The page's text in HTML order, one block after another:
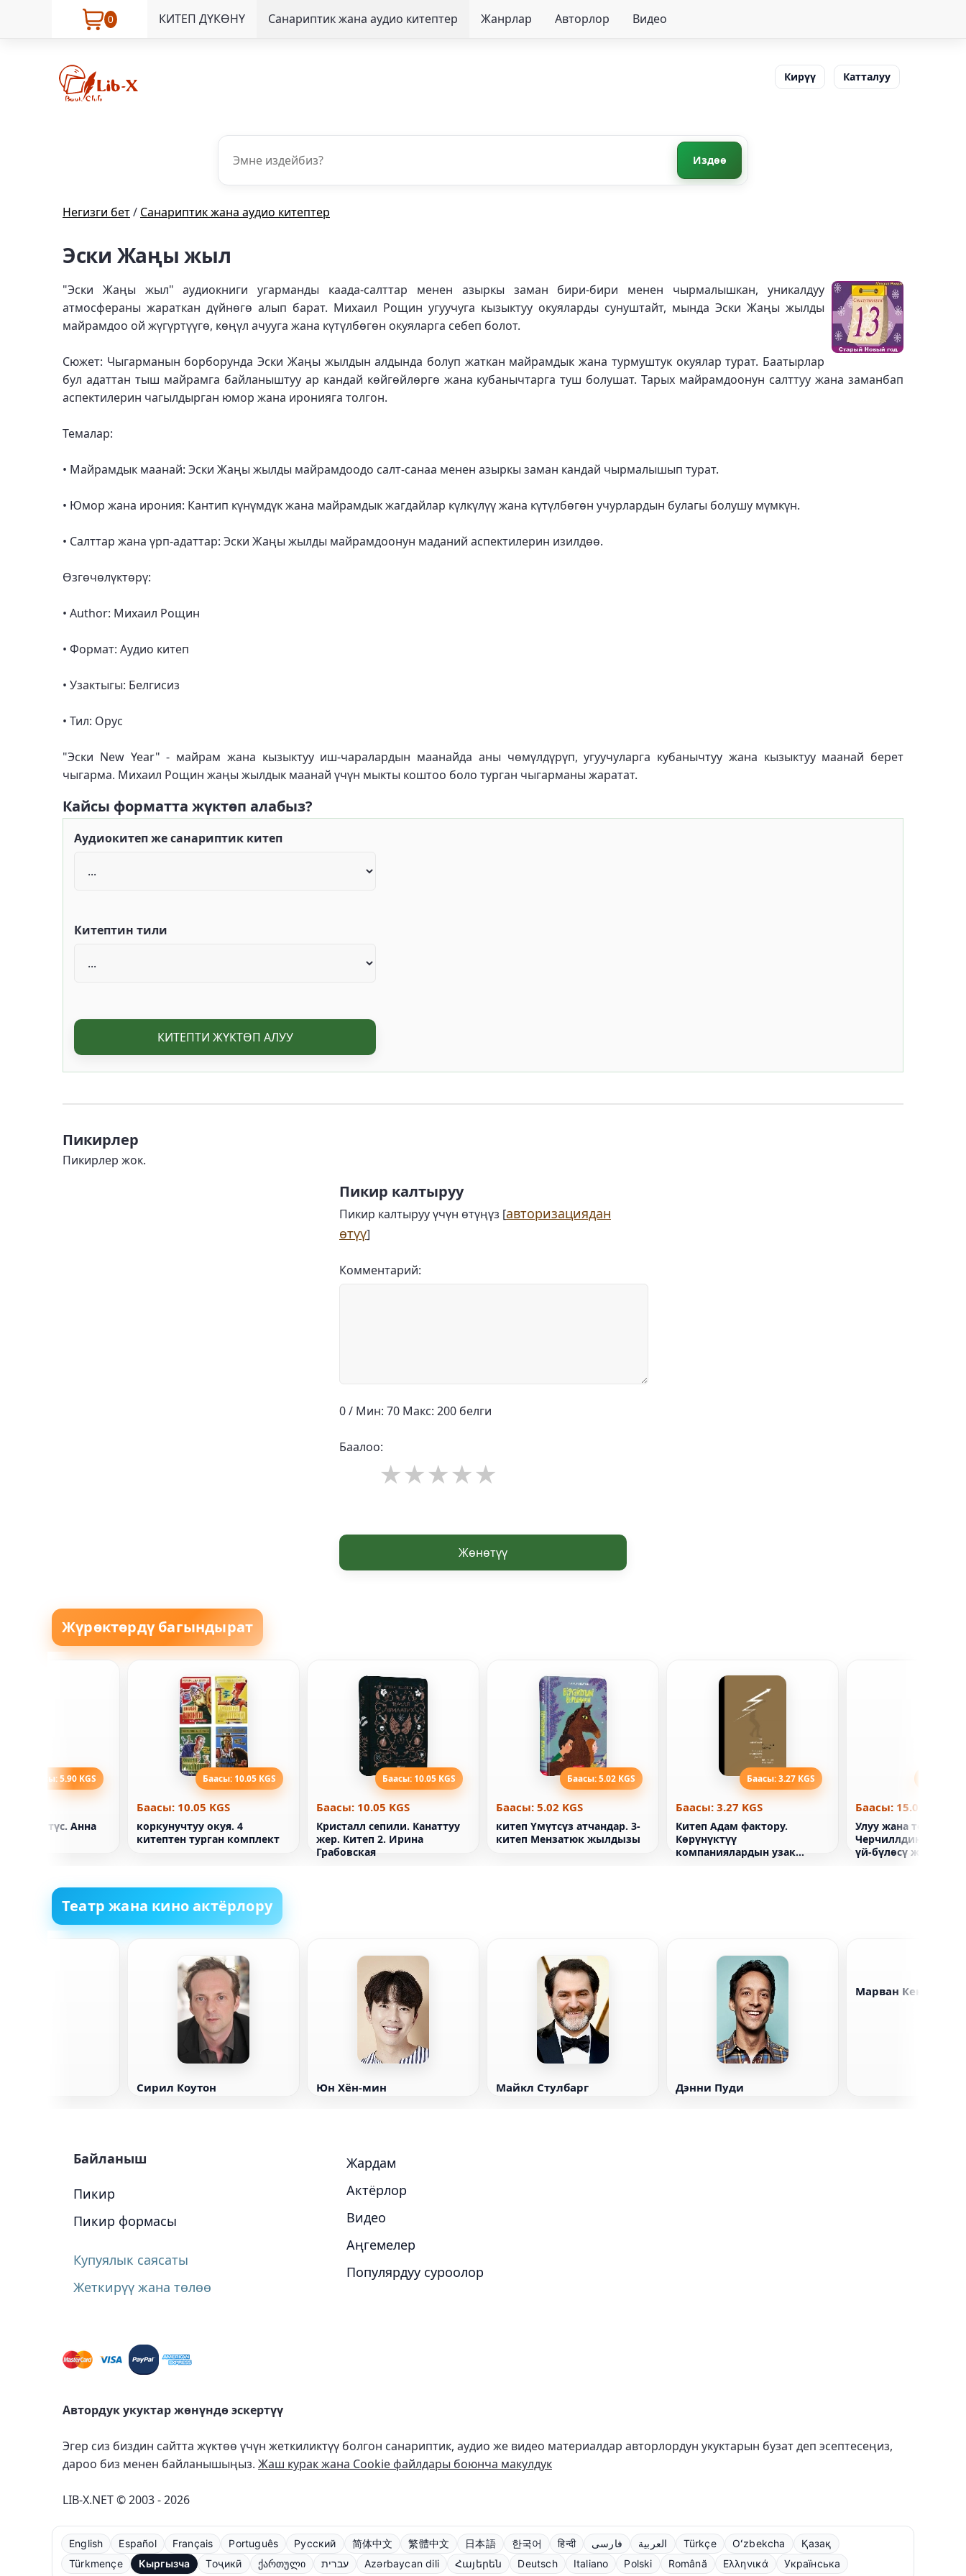
0 КИТЕП ДҮКӨНҮ Санариптик жана аудио китептер Жанрлар Авторлор Видео
Кирүү Катталуу
Издөө
Негизги бет/ Санариптик жана аудио китептер
Эски Жаңы жыл
"Эски Жаңы жыл" аудиокниги угарманды каада-салттар менен азыркы заман бири-бири менен чырмалышкан, уникалдуу
атмосфераны жараткан дүйнөгө алып барат. Михаил Рощин угуучуга кызыктуу окуяларды сунуштайт, мында Эски Жаңы жылды
майрамдоо ой жүгүртүүгө, көңүл ачууга жана күтүлбөгөн окуяларга себеп болот.
Сюжет: Чыгарманын борборунда Эски Жаңы жылдын алдында болуп жаткан майрамдык жана турмуштук окуялар турат. Баатырлар
бул адаттан тыш майрамга байланыштуу ар кандай көйгөйлөргө жана кубанычтарга туш болушат. Тарых майрамдоонун салттуу жана заманбап
аспектилерин чагылдырган юмор жана иронияга толгон.
Темалар:
• Майрамдык маанай: Эски Жаңы жылды майрамдоодо салт-санаа менен азыркы заман кандай чырмалышып турат.
• Юмор жана ирония: Кантип күнүмдүк жана майрамдык жагдайлар күлкүлүү жана күтүлбөгөн учурлардын булагы болушу мүмкүн.
• Салттар жана үрп-адаттар: Эски Жаңы жылды майрамдоонун маданий аспектилерин изилдөө.
Өзгөчөлүктөрү:
• Author: Михаил Рощин
• Формат: Аудио китеп
• Узактыгы: Белгисиз
• Тил: Орус
"Эски New Year" - майрам жана кызыктуу иш-чаралардын маанайда аны чөмүлдүрүп, угуучуларга кубанычтуу жана кызыктуу маанай берет
чыгарма. Михаил Рощин жаңы жылдык маанай үчүн мыкты коштоо боло турган чыгарманы жаратат.
Кайсы форматта жүктөп алабыз?
Аудиокитеп же санариптик китеп
Китептин тили
КИТЕПТИ ЖҮКТӨП АЛУУ
Пикирлер
Пикирлер жок.
Пикир калтыруу
Пикир калтыруу үчүн өтүңүз [авторизациядан
өтүү]
Комментарий:
0 / Мин: 70 Макс: 200 белги
Баалоо:
Жөнөтүү
Жүрөктөрдү багындырат
Баасы: 5.90 KGS
түс. Анна
Баасы: 10.05 KGS
Баасы: 10.05 KGS
коркунучтуу окуя. 4
китептен турган комплект
Баасы: 10.05 KGS
Баасы: 10.05 KGS
Кристалл сепили. Канаттуу
жер. Китеп 2. Ирина
Грабовская
Баасы: 5.02 KGS
Баасы: 5.02 KGS
китеп Үмүтсүз атчандар. 3-
китеп Мензатюк жылдызы
Баасы: 3.27 KGS
Баасы: 3.27 KGS
Китеп Адам фактору.
Көрүнүктүү
компаниялардын узак
Баасы: 15.07 KGS
Улуу жана төмөн
Черчиллдин
үй-бүлөсү жана
Театр жана кино актёрлору
Сирил Коутон Юн Хён-мин Майкл Стулбарг Дэнни Пуди
Марван Кензари
Байланыш
Пикир
Пикир формасы
Купуялык саясаты
Жеткирүү жана төлөө
Жардам
Актёрлор
Видео
Аңгемелер
Популярдуу суроолор
Автордук укуктар жөнүндө эскертүү
Эгер сиз биздин сайтта жүктөө үчүн жеткиликтүү болгон санариптик, аудио же видео материалдар авторлордун укуктарын бузат деп эсептесеңиз,
дароо биз менен байланышыңыз. Жаш курак жана Cookie файлдары боюнча макулдук
LIB-X.NET © 2003 - 2026
English Español Français Português Русский 简体中文 繁體中文 日本語 한국어 हिन्दी فارسی العربية Türkçe Oʻzbekcha
Қазақ
Türkmençe
Кыргызча Тоҷикӣ ქართული עברית Azərbaycan dili Հայերեն Deutsch Italiano Polski Română Ελληνικά Українська